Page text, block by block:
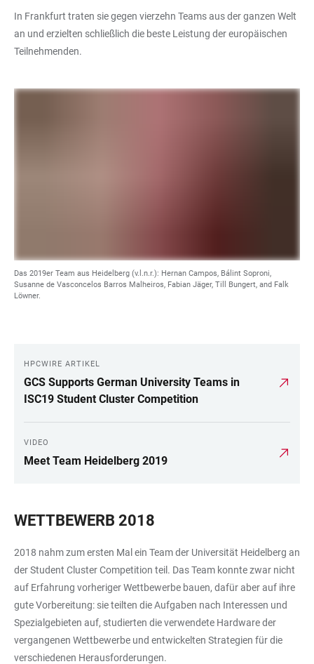
In Frankfurt traten sie gegen vierzehn Teams aus der ganzen Welt
an und erzielten schließlich die beste Leistung der europäischen
Teilnehmenden.
Das 2019er Team aus Heidelberg (v.l.n.r.): Hernan Campos, Bálint Soproni,
Susanne de Vasconcelos Barros Malheiros, Fabian Jäger, Till Bungert, and Falk
Löwner.
LINKS
HPCWIRE ARTIKEL
GCS Supports German University Teams in
ISC19 Student Cluster Competition
VIDEO
Meet Team Heidelberg 2019
WETTBEWERB 2018
2018 nahm zum ersten Mal ein Team der Universität Heidelberg an
der Student Cluster Competition teil. Das Team konnte zwar nicht
auf Erfahrung vorheriger Wettbewerbe bauen, dafür aber auf ihre
gute Vorbereitung: sie teilten die Aufgaben nach Interessen und
Spezialgebieten auf, studierten die verwendete Hardware der
vergangenen Wettbewerbe und entwickelten Strategien für die
verschiedenen Herausforderungen.